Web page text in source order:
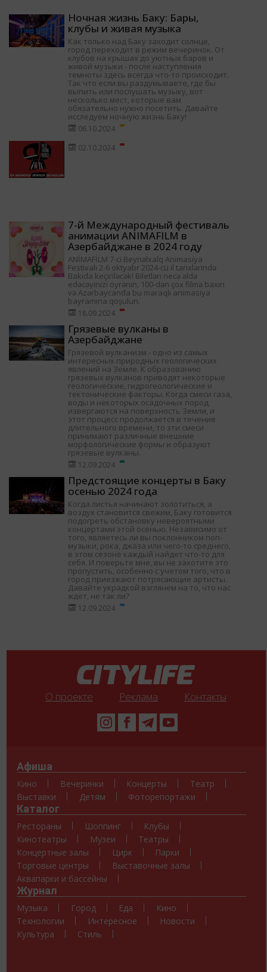
Ночная жизнь Баку: Бары,
клубы и живая музыка
Как только над Баку заходит солнце,
город переходит в режим вечеринок. От
клубов на крышах до уютных баров и
живой музыки - после наступления
темноты здесь всегда что-то происходит.
Так что если вы раздумываете, где бы
выпить или послушать музыку, вот
несколько мест, которые вам
обязательно нужно посетить. Давайте
исследуем ночную жизнь Баку!
06.10.2024
02.10.2024
7-й Международный фестиваль
анимации ANIMAFILM в
Азербайджане в 2024 году
ANİMAFİLM 7-ci Beynəlxalq Animasiya
Festivalı 2-6 oktyabr 2024-cü il tarixlərində
Bakıda keçiriləcək! Biletləri necə əldə
edəcəyinizi öyrənin, 100-dən çox filmə baxın
və Azərbaycanda bu maraqlı animasiya
bayramına qoşulun.
18.09.2024
Грязевые вулканы в
Азербайджане
Грязевой вулканизм - одно из самых
интересных природных геологических
явлений на Земле. К образованию
грязевых вулканов приводят некоторые
геологические, гидрогеологические и
тектонические факторы. Когда смеси газа,
воды и некоторых осадочных пород
извергаются на поверхность Земли, и
этот процесс продолжается в течение
длительного времени, то эти смеси
принимают различные внешние
морфологические формы и образуют
грязевые вулканы.
12.09.2024
Предстоящие концерты в Баку
осенью 2024 года
Когда листья начинают золотиться, а
воздух становится свежим, Баку готовится
подогреть обстановку невероятными
концертами этой осенью. Независимо от
того, являетесь ли вы поклонником поп-
музыки, рока, джаза или чего-то среднего,
в этом сезоне каждый найдет что-то для
себя. И поверьте мне, вы не захотите это
пропустить, особенно с учетом того, что в
город приезжают потрясающие артисты.
Давайте украдкой взглянем на то, что нас
ждет, не так ли?
12.09.2024
О проекте Реклама Контакты
Афиша
Кино Вечеринки Концерты
Театр
Выставки
Детям Фоторепортажи
Каталог
Рестораны Шоппинг
Клубы
Кинотеатры
Музеи
Театры
Концертные залы
Цирк
Парки
Торговые центры
Выставочные залы
Аквапарки и бассейны
Журнал
Музыка Город Еда
Кино
Технологии
Интересное
Новости
Культура
Стиль